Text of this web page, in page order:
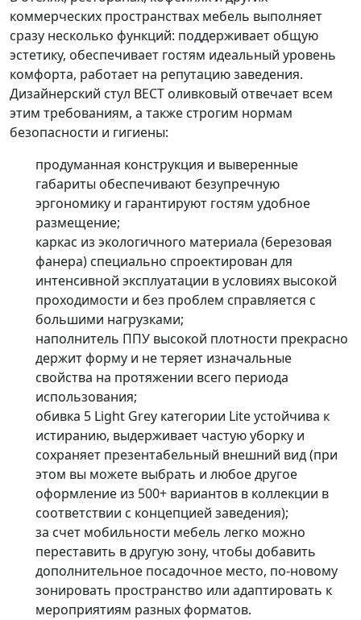
коммерческих пространствах мебель выполняет
сразу несколько функций: поддерживает общую
эстетику, обеспечивает гостям идеальный уровень
комфорта, работает на репутацию заведения.
Дизайнерский стул ВЕСТ оливковый отвечает всем
этим требованиям, а также строгим нормам
безопасности и гигиены:
продуманная конструкция и выверенные
габариты обеспечивают безупречную
эргономику и гарантируют гостям удобное
размещение;
каркас из экологичного материала (березовая
фанера) специально спроектирован для
интенсивной эксплуатации в условиях высокой
проходимости и без проблем справляется с
большими нагрузками;
наполнитель ППУ высокой плотности прекрасно
держит форму и не теряет изначальные
свойства на протяжении всего периода
использования;
обивка 5 Light Grey категории Liteустойчива к
истиранию, выдерживает частую уборку и
сохраняет презентабельный внешний вид (при
этом вы можете выбрать и любое другое
оформление из 500+ вариантов в коллекции в
соответствии с концепцией заведения);
за счет мобильности мебель легко можно
переставить в другую зону, чтобы добавить
дополнительное посадочное место, по-новому
зонировать пространство или адаптировать к
мероприятиям разных форматов.